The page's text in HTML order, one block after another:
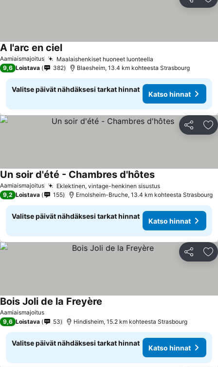
Jaa
Aamiaismajoitus Maalaishenkiset huoneet luonteella
A l'arc en ciel
9,6 Loistava 382 Blaesheim, 13.4 km kohteesta Strasbourg
Valitse päivät nähdäksesi tarkat hinnat
Katso hinnat
Jaa
Aamiaismajoitus Eklektinen, vintage-henkinen sisustus
Un soir d'été - Chambres d'hôtes
9,2 Loistava 155 Ernolsheim-Bruche, 13.4 km kohteesta Strasbourg
Valitse päivät nähdäksesi tarkat hinnat
Katso hinnat
Jaa
Aamiaismajoitus
Bois Joli de la Freyère
9,6 Loistava 53 Hindisheim, 15.2 km kohteesta Strasbourg
Valitse päivät nähdäksesi tarkat hinnat
Katso hinnat